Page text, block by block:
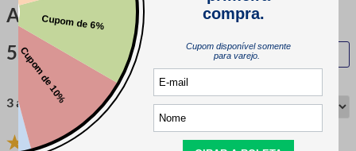
Avaliações
5.0
3 avaliações